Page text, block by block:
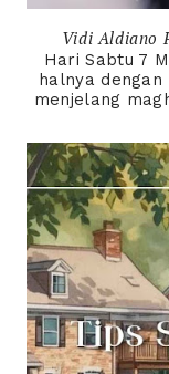
Vidi Aldiano
Hari Sabtu 7
halnya dengan
menjelang